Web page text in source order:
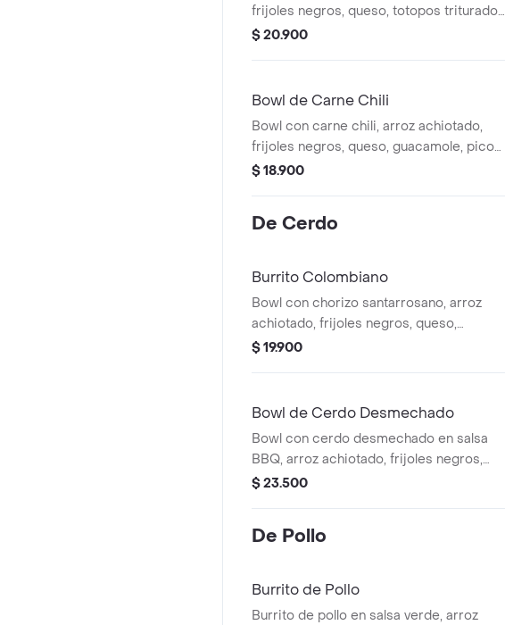
frijoles negros, queso, totopos triturados,
guacamole, pico de gallo y salsa
$ 20.900
Bowl de Carne Chili
Bowl con carne chili, arroz achiotado,
frijoles negros, queso, guacamole, pico
de gallo, lechuga y salsa verde.
$ 18.900
De Cerdo
Burrito Colombiano
Bowl con chorizo santarrosano, arroz
achiotado, frijoles negros, queso,
platanitos maduros, guacamole, pico de
$ 19.900
Bowl de Cerdo Desmechado
Bowl con cerdo desmechado en salsa
BBQ, arroz achiotado, frijoles negros,
queso, guacamole, pico de gallo, lechuga
$ 23.500
De Pollo
Burrito de Pollo
Burrito de pollo en salsa verde, arroz